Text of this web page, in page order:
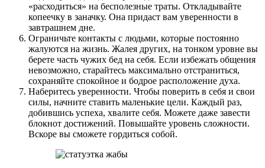
«расходиться» на бесполезные траты. Откладывайте
копеечку в заначку. Она придаст вам уверенности в
завтрашнем дне.
Ограничьте контакты с людьми, которые постоянно
жалуются на жизнь. Жалея других, на тонком уровне вы
берете часть чужих бед на себя. Если избежать общения
невозможно, старайтесь максимально отстраниться,
сохраняйте спокойное и бодрое расположение духа.
Наберитесь уверенности. Чтобы поверить в себя и свои
силы, начните ставить маленькие цели. Каждый раз,
добившись успеха, хвалите себя. Можете даже завести
блокнот достижений. Повышайте уровень сложности.
Вскоре вы сможете гордиться собой.